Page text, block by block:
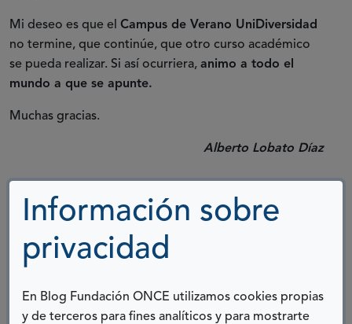
Información sobre
privacidad
En Blog Fundación ONCE utilizamos cookies propias
y de terceros para fines analíticos y para mostrarte
Mi deseo es que el Campus de Verano UniDiversidad
no termine, que continúe, que otro curso académico
se pueda realizar. Si así ocurriera, animo a todo el
mundo a que se apunte.
Muchas gracias.
Alberto Lobato Díaz
COMPARTIR:
Twitter
Facebook
LinkedIn
Telegram
ENTRADAS RELACIONADAS